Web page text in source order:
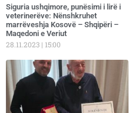
​Siguria ushqimore, punësimi i lirë i
veterinerëve: Nënshkruhet
marrëveshja Kosovë – Shqipëri –
Maqedoni e Veriut
28.11.2023 15:00